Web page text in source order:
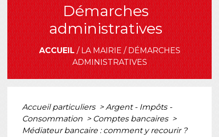
Démarches
administratives
ACCUEIL/LA MAIRIE/DÉMARCHES
ADMINISTRATIVES
Accueil particuliers > Argent - Impôts -
Consommation > Comptes bancaires >
Médiateur bancaire : comment y recourir ?